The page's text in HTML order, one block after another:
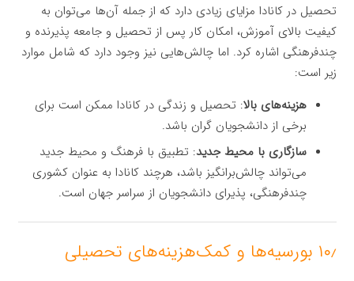
تحصیل در کانادا مزایای زیادی دارد که از جمله آن‌ها می‌توان به
کیفیت بالای آموزش، امکان کار پس از تحصیل و جامعه پذیرنده و
چندفرهنگی اشاره کرد. اما چالش‌هایی نیز وجود دارد که شامل موارد
زیر است:
هزینه‌های بالا: تحصیل و زندگی در کانادا ممکن است برای
برخی از دانشجویان گران باشد.
سازگاری با محیط جدید: تطبیق با فرهنگ و محیط جدید
می‌تواند چالش‌برانگیز باشد، هرچند کانادا به عنوان کشوری
چندفرهنگی، پذیرای دانشجویان از سراسر جهان است.
۱۰٫ بورسیه‌ها و کمک‌هزینه‌های تحصیلی